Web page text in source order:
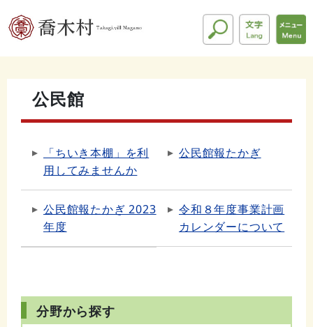
公民館
「ちいき本棚」を利
用してみませんか
公民館報たかぎ
公民館報たかぎ 2023
年度
令和８年度事業計画
カレンダーについて
分野から探す